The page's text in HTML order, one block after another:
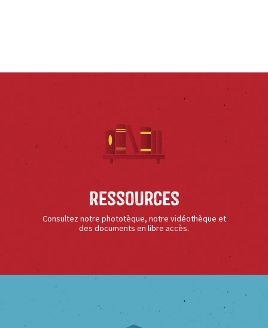
Ressources
Consultez notre phototèque, notre vidéothèque et
des documents en libre accès.